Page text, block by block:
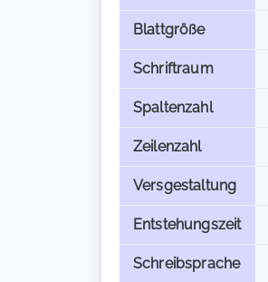
Blattgröße
Schriftraum
Spaltenzahl
Zeilenzahl
Versgestaltung
Entstehungszeit
Schreibsprache